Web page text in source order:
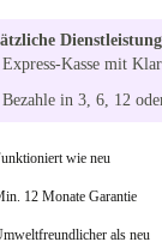
Express-Kasse mit
Bezahle in 3, 6, 12
wie neu
12 Monate Garantie
als neu